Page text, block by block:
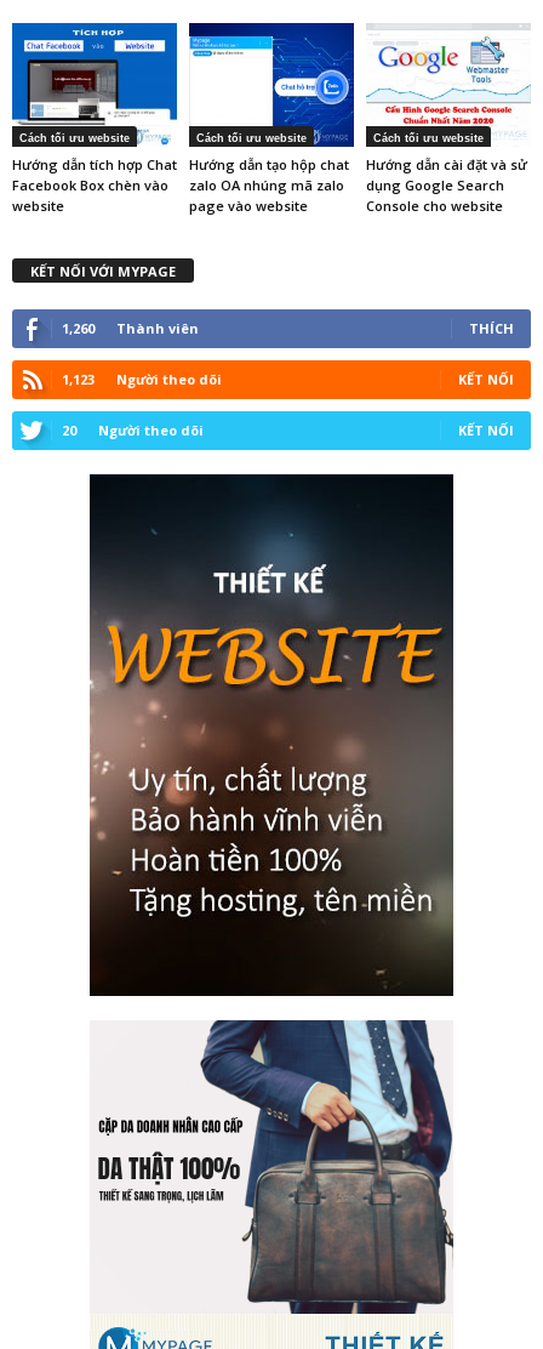
Cách tối ưu website
Hướng dẫn tích hợp Chat
Facebook Box chèn vào
website
Cách tối ưu website
Hướng dẫn tạo hộp chat
zalo OA nhúng mã zalo
page vào website
Cách tối ưu website
Hướng dẫn cài đặt và sử
dụng Google Search
Console cho website
KẾT NỐI VỚI MYPAGE
1,260 Thành viên THÍCH
1,123 Người theo dõi KẾT NỐI
20 Người theo dõi KẾT NỐI